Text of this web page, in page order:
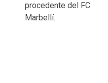
procedente del FC
Marbellí.